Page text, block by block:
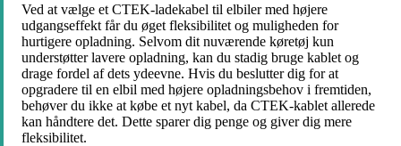
Ved at vælge et CTEK-ladekabel til elbiler med højere
udgangseffekt får du øget fleksibilitet og muligheden for
hurtigere opladning. Selvom dit nuværende køretøj kun
understøtter lavere opladning, kan du stadig bruge kablet og
drage fordel af dets ydeevne. Hvis du beslutter dig for at
opgradere til en elbil med højere opladningsbehov i fremtiden,
behøver du ikke at købe et nyt kabel, da CTEK-kablet allerede
kan håndtere det. Dette sparer dig penge og giver dig mere
fleksibilitet.